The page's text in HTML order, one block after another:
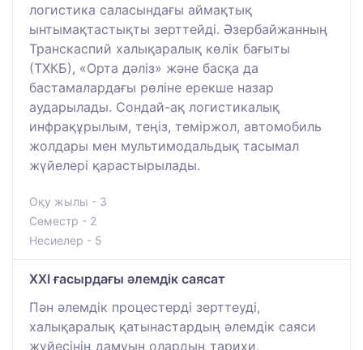
логистика саласындағы аймақтық
ынтымақтастықты зерттейді. Әзербайжанның
Транскаспий халықаралық көлік бағыты
(ТХКБ), «Орта дәліз» және басқа да
бастамалардағы рөліне ерекше назар
аударылады. Сондай-ақ логистикалық
инфрақұрылым, теңіз, теміржол, автомобиль
жолдары мен мультимодальдық тасымал
жүйелері қарастырылады.
Оқу жылы - 3
Семестр - 2
Несиелер - 5
ХХІ ғасырдағы әлемдік саясат
Пән әлемдік процестерді зерттеуді,
халықаралық қатынастардың әлемдік саяси
жүйесінің дамуын олардың тарихи,